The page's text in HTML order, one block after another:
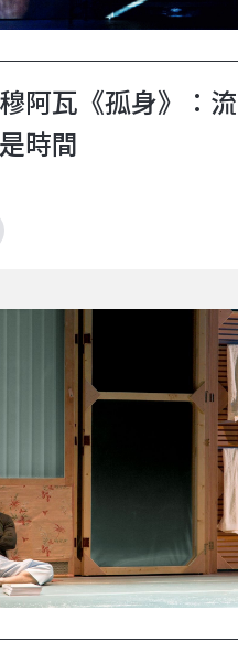
阿瓦《孤身》：
時間
回家：瓦吉．穆阿瓦其人其作